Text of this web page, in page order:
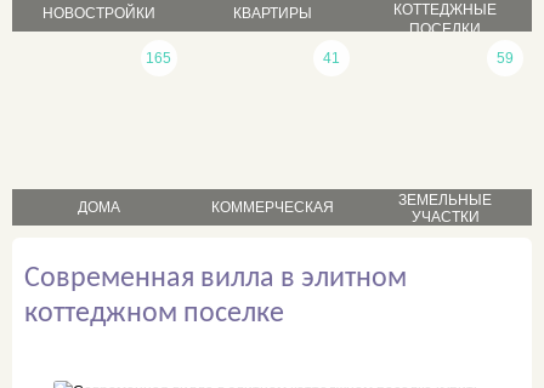
НОВОСТРОЙКИ КВАРТИРЫ
КОТТЕДЖНЫЕ
ПОСЕЛКИ
ДОМА
аренда
165
КОММЕРЧЕСКАЯ
41
ЗЕМЕЛЬНЫЕ
УЧАСТКИ
59
Современная вилла в элитном
коттеджном поселке